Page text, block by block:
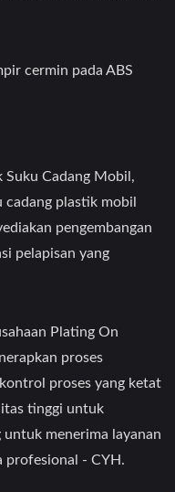
cermin pada ABS
Suku Cadang Mobil,
plastik mobil
pengembangan
pelapisan yang
Plating On
proses
proses yang ketat
tinggi untuk
untuk menerima layanan
profesional - CYH.